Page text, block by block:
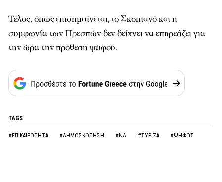
Τέλος, όπως επισημαίνεται, το Σκοπιανό και η
συμφωνία των Πρεσπών δεν δείχνει να επηρεάζει για
την ώρα την πρόθεση ψήφου.
TAGS
#ΕΠΙΚΑΙΡΟΤΗΤΑ #ΔΗΜΟΣΚΟΠΗΣΗ #ΝΔ #ΣΥΡΙΖΑ #ΨΗΦΟΣ